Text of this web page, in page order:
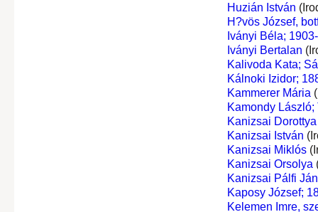
Huzián István
H?vös József,
Iványi Béla;
Iványi Bertalan
Kalivoda Kata;
Kálnoki Izidor;
Kammerer Mária
Kamondy László;
Kanizsai Dorottya
Kanizsai István
Kanizsai Miklós
Kanizsai Orsolya
Kanizsai Pálfi
Kaposy József;
Kelemen Imre,